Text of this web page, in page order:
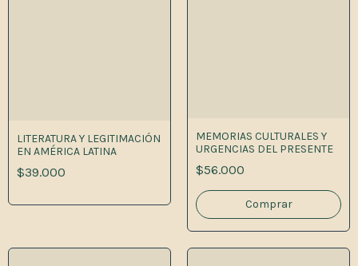
LITERATURA Y LEGITIMACIÓN
EN AMÉRICA LATINA
$39.000
MEMORIAS CULTURALES Y
URGENCIAS DEL PRESENTE
$56.000